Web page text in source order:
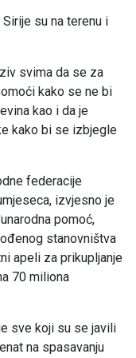
su na terenu i
svima da se za
kako se ne bi
kao i da je
kako bi se izbjegle
federacije
izvjesno je
pomoć,
stanovništva
apeli za prikupljanje
70 miliona
sve koji su se javili
na spasavanju